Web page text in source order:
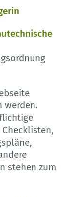
werden.
stehen zum